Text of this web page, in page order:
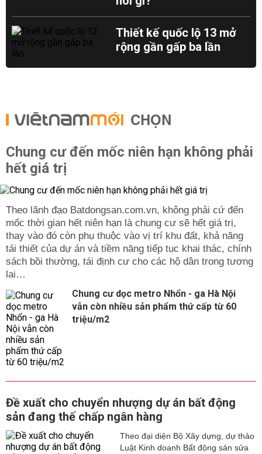
Thiết kế quốc lộ 13 mở
rộng gần gấp ba lần
CHỌN
Chung cư đến mốc niên hạn không phải
hết giá trị
Theo lãnh đạo Batdongsan.com.vn, không phải cứ đến
mốc thời gian hết niên hạn là chung cư sẽ hết giá trị,
thay vào đó còn phụ thuộc vào vị trí khu đất, khả năng
tái thiết của dự án và tiềm năng tiếp tục khai thác, chính
sách bồi thường, tái định cư cho các hộ dân trong tương
lai…
Chung cư dọc metro Nhổn - ga Hà Nội
vẫn còn nhiều sản phẩm thứ cấp từ 60
triệu/m2
Đề xuất cho chuyển nhượng dự án bất động
sản đang thế chấp ngân hàng
Theo đại diện Bộ Xây dựng, dự thảo
Luật Kinh doanh Bất động sản sửa